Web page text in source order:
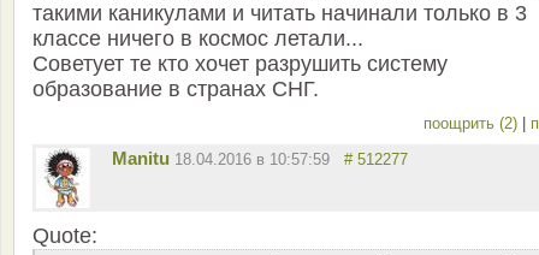
такими каникулами и читать начинали только в 3
классе ничего в космос летали...
Советует те кто хочет разрушить систему
образование в странах СНГ.
поощрить (2)
Manitu 18.04.2016 в 10:57:59 # 512277
Quote: